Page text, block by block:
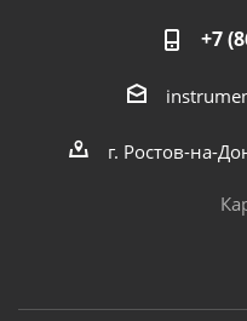
+7
г. Ростов-на-